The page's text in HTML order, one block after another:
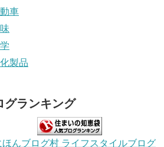
車
製品
グランキング